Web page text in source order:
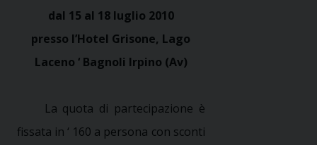
dal 15 al 18 luglio 2010
presso l’Hotel Grisone, Lago
Laceno ‘ Bagnoli Irpino (Av)
La quota di partecipazione è
fissata in ‘ 160 a persona con sconti